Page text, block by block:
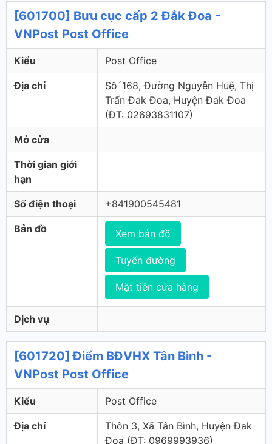
[601700] Bưu cục cấp 2 Đắk Đoa -
VNPost Post Office
Kiểu Post Office
Địa chỉ
Sô´168, Đường Nguyễn Huệ, Thị
Trấn Đak Đoa, Huyện Đak Đoa
(ÐT: ‎02693831107)
Mở cửa
Thời gian giới
hạn
Số điện thoại +841900545481
Bản đồ Xem bản đồ
Tuyến đường
Mặt tiền cửa hàng
Dịch vụ
[601720] Điểm BĐVHX Tân Bình -
VNPost Post Office
Kiểu Post Office
Địa chỉ
Thôn 3, Xã Tân Bình, Huyện Đak
Đoa (ÐT: 0969993936)